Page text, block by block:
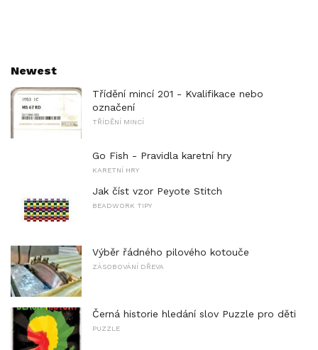
Newest
Třídění mincí 201 - Kvalifikace nebo
označení
TŘÍDĚNÍ MINCÍ
Go Fish - Pravidla karetní hry
KARETNÍ HRY
Jak číst vzor Peyote Stitch
BEADWORK TIPY
Výběr řádného pilového kotouče
ZÁSOBOVÁNÍ DŘEVA
Černá historie hledání slov Puzzle pro děti
PUZZLE